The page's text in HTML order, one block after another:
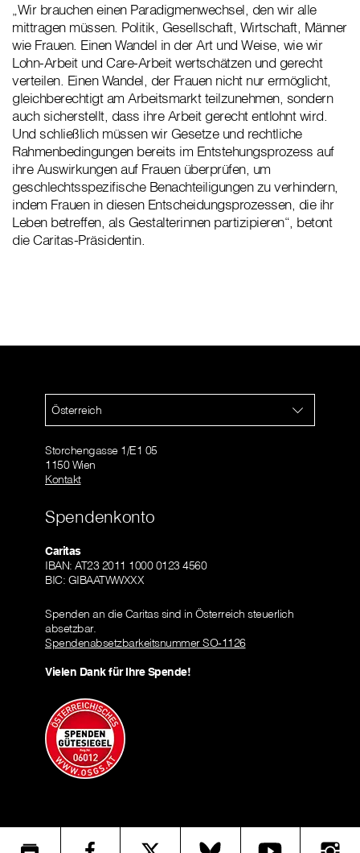
„Wir brauchen einen Paradigmenwechsel, den wir alle
mittragen müssen. Politik, Gesellschaft, Wirtschaft, Männer
wie Frauen. Einen Wandel in der Art und Weise, wie wir
Lohn-Arbeit und Care-Arbeit wertschätzen und gerecht
verteilen. Einen Wandel, der Frauen nicht nur ermöglicht,
gleichberechtigt am Arbeitsmarkt teilzunehmen, sondern
auch sicherstellt, dass ihre Arbeit gerecht entlohnt wird.
Und schließlich müssen wir Gesetze und rechtliche
Rahmenbedingungen bereits im Entstehungsprozess auf
ihre Auswirkungen auf Frauen überprüfen, um
geschlechtsspezifische Benachteiligungen zu verhindern,
indem Frauen in diesen Entscheidungsprozessen, die ihr
Leben betreffen, als Gestalterinnen partizipieren“, betont
die Caritas-Präsidentin.
Österreich
Storchengasse 1/E1 05
1150 Wien
Kontakt
Spendenkonto
Caritas
IBAN: AT23 2011 1000 0123 4560
BIC: GIBAATWWXXX
Spenden an die Caritas sind in Österreich steuerlich
absetzbar.
Spendenabsetzbarkeitsnummer SO-1126
Vielen Dank für Ihre Spende!